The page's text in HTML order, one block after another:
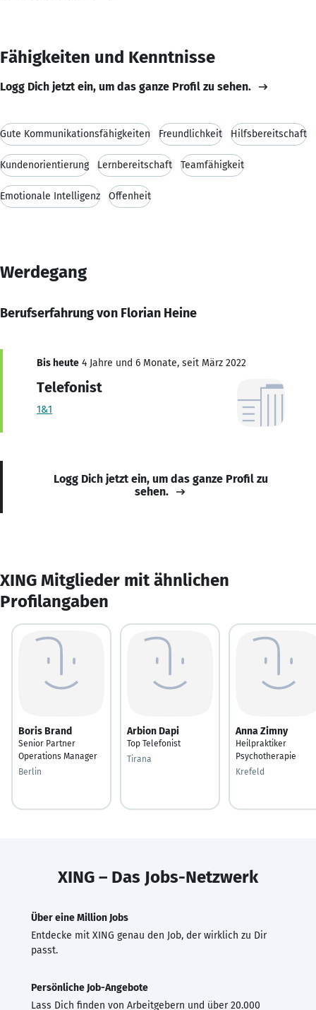
Fähigkeiten und Kenntnisse
Logg Dich jetzt ein, um das ganze Profil zu sehen.
Gute Kommunikationsfähigkeiten Freundlichkeit Hilfsbereitschaft
Kundenorientierung Lernbereitschaft Teamfähigkeit
Emotionale Intelligenz Offenheit
Werdegang
Berufserfahrung von Florian Heine
Bis heute 4 Jahre und 6 Monate, seit März 2022
Telefonist
1&1
Logg Dich jetzt ein, um das ganze Profil zu
sehen.
XING Mitglieder mit ähnlichen
Profilangaben
Boris Brand
Senior Partner
Operations Manager
Berlin
Arbion Dapi
Top Telefonist
Tirana
Anna Zimny
Heilpraktiker
Psychotherapie
Krefeld
XING – Das Jobs-Netzwerk
Über eine Million Jobs
Entdecke mit XING genau den Job, der wirklich zu Dir
passt.
Persönliche Job-Angebote
Lass Dich finden von Arbeitgebern und über 20.000